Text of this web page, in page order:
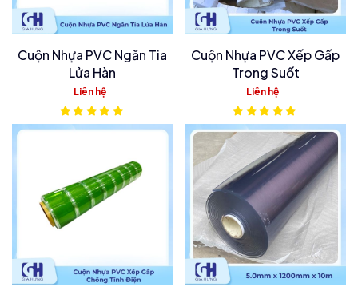
Cuộn Nhựa PVC Ngăn Tia
Lửa Hàn
Liên hệ
Cuộn Nhựa PVC Xếp Gấp
Trong Suốt
Liên hệ